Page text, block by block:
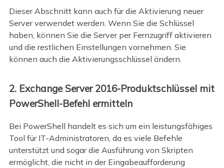
Dieser Abschnitt kann auch für die Aktivierung neuer
Server verwendet werden. Wenn Sie die Schlüssel
haben, können Sie die Server per Fernzugriff aktivieren
und die restlichen Einstellungen vornehmen. Sie
können auch die Aktivierungsschlüssel ändern.
2. Exchange Server 2016-Produktschlüssel mit
PowerShell-Befehl ermitteln
Bei PowerShell handelt es sich um ein leistungsfähiges
Tool für IT-Administratoren, da es viele Befehle
unterstützt und sogar die Ausführung von Skripten
ermöglicht, die nicht in der Eingabeaufforderung